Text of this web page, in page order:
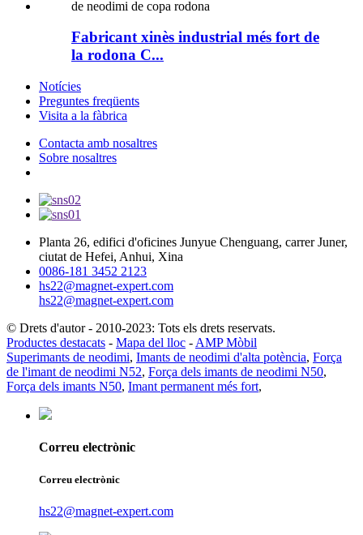
Fabricant xinès industrial més fort de
la rodona C...
Notícies
Preguntes freqüents
Visita a la fàbrica
Contacta amb nosaltres
Sobre nosaltres
Planta 26, edifici d'oficines Junyue Chenguang, carrer Juner,
ciutat de Hefei, Anhui, Xina
0086-181 3452 2123
hs22@magnet-expert.com
hs22@magnet-expert.com
© Drets d'autor - 2010-2023: Tots els drets reservats.
Productes destacats - Mapa del lloc - AMP Mòbil
Superimants de neodimi, Imants de neodimi d'alta potència, Força
de l'imant de neodimi N52, Força dels imants de neodimi N50,
Força dels imants N50, Imant permanent més fort,
Correu electrònic
Correu electrònic
hs22@magnet-expert.com